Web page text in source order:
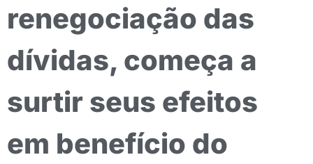
renegociação das
dívidas, começa a
surtir seus efeitos
em benefício do